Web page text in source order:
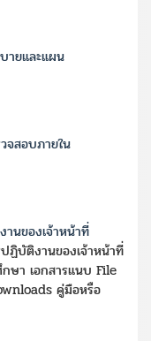
ายและแผน
สอบภายใน
นของเจ้าหน้าที่
ฏิบัติงานของเจ้าหน้าที่
ษา เอกสารแนบ File
คู่มือหรือ